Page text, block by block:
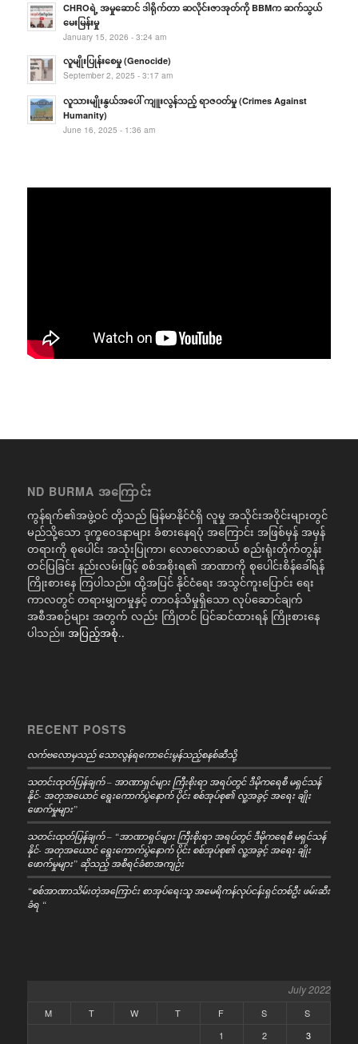
CHROရဲ့ အမှုဆောင် ဒါရိုက်တာ ဆလိုင်းဇာအုတ်ကို BBMက ဆက်သွယ်
မေးမြန်းမှု
January 15, 2026 - 3:24 am
လူမျိုးပြုန်းစေမှု (Genocide)
September 2, 2025 - 3:17 am
လူသားမျိုးနွယ်အပေါ် ကျူးလွန်သည့် ရာဇဝတ်မှု (Crimes Against
Humanity)
June 16, 2025 - 1:36 am
ND BURMA အကြောင်း
ကွန်ရက်၏အဖွဲ့ဝင် တို့သည် မြန်မာနိုင်ငံရှိ လူမှု အသိုင်းအဝိုင်းများတွင်
မည်သို့သော ဒုက္ခဝေဒနာများ ခံစားနေရပုံ အကြောင်း အဖြစ်မှန် အမှန်
တရားကို စုပေါင်း အသုံးပြုကာ၊ လောလောဆယ် စည်းရုံးတိုက်တွန်း
တင်ပြခြင်း နည်းလမ်းဖြင့် စစ်အစိုးရ၏ အာဏာကို စုပေါင်းစိန်ခေါ်ရန်
ကြိုးစားနေ ကြပါသည်။ ထို့အပြင် နိုင်ငံရေး အသွင်ကူးပြောင်း ရေး
ကာလတွင် တရားမျှတမှုနှင့် တာဝန်သိမှုရှိသော လုပ်ဆောင်ချက်
အစီအစဉ်များ အတွက် လည်း ကြိုတင် ပြင်ဆင်ထားရန် ကြိုးစားနေ
ပါသည်။ အပြည့်အစုံ..
RECENT POSTS
လက်ဗလောမှသည် သောလွန်ရကောင်ေးမွန်သည့်စနစ်ဆီသို့
သတင်းထုတ်ပြန်ချက် – အာဏာရှင်များ ကြီးစိုးရာ အရပ်တွင် ဒီမိုကရေစီ မရှင်သန်
နိုင်- အတုအယောင် ရွေးကောက်ပွဲနောက် ပိုင်း စစ်အုပ်စု၏ လူ့အခွင့် အရေး ချိုး
ဖောက်မှုများ”
သတင်းထုတ်ပြန်ချက် – “အာဏာရှင်များ ကြီးစိုးရာ အရပ်တွင် ဒီမိုကရေစီ မရှင်သန်
နိုင်- အတုအယောင် ရွေးကောက်ပွဲနောက် ပိုင်း စစ်အုပ်စု၏ လူ့အခွင့် အရေး ချိုး
ဖောက်မှုများ” ဆိုသည့် အစီရင်ခံစာအကျဉ်း
“စစ်အာဏာသိမ်းတဲ့အကြောင်း စာအုပ်ရေးသူ အမေရိကန်လုပ်ငန်းရှင်တစ်ဦး ဖမ်းဆီး
ခံရ “
July 2022
M T W T F S
S
1
2 3